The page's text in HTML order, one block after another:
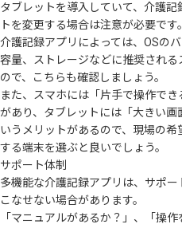
タブレットを導入していて、介護記
トを変更する場合は注意が必要です。
介護記録アプリによっては、OSの
容量、ストレージなどに推奨される
ので、こちらも確認しましょう。
また、スマホには「片手で操作でき
があり、タブレットには「大きい画
いうメリットがあるので、現場の希
する端末を選ぶと良いでしょう。
サポート体制
多機能な介護記録アプリは、サポ
こなせない場合があります。
「マニュアルがあるか？」、「操